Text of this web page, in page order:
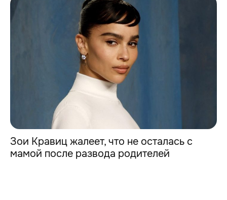
Зои Кравиц жалеет, что не осталась с
мамой после развода родителей